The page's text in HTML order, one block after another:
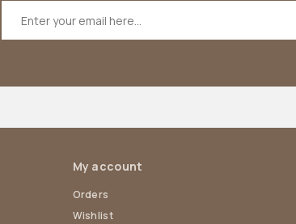
My account
Orders
Wishlist